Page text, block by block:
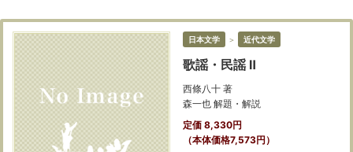
日本文学 ＞ 近代文学
歌謡・民謡 Ⅱ
西條八十 著
森一也 解題・解説
定価 8,330円
（本体価格7,573円）